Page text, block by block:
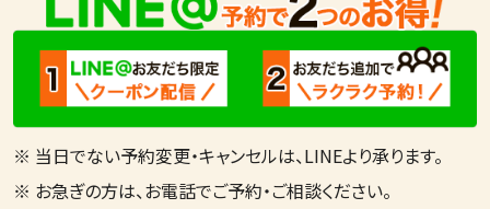
※ 当日でない予約変更・キャンセルは、LINEより承ります。
※ お急ぎの方は、お電話でご予約・ご相談ください。